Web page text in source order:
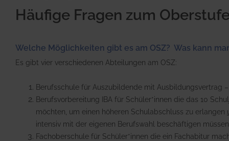
Häufige Fragen zum
Welche Möglichkeiten gibt es am OSZ? Was kann
Es gibt vier verschiedenen Abteilungen am OSZ:
Berufsschule für Auszubildende mit Ausbildungsvertrag
Berufsvorbereitung IBA für Schüler*innen die das 10
möchten, um einen höheren Schulabschluss zu erlangen
intensiv mit der eigenen Berufswahl beschäftigen
Fachoberschule für Schüler*innen die ein Fachabitur